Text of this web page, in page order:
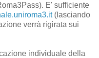
E' sufficiente
(lasciando
verrà rigirata sui
individuale della